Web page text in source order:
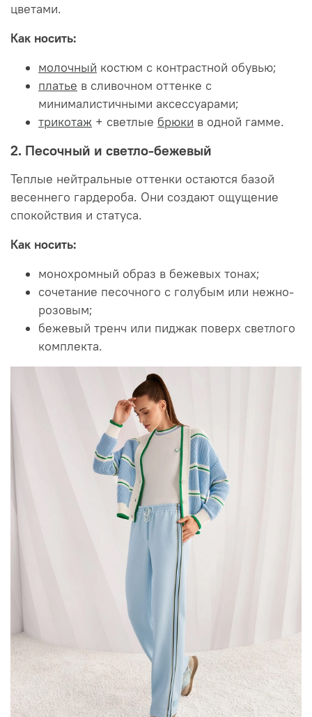
цветами.
Как носить:
молочный костюм с контрастной обувью;
платье в сливочном оттенке с
минималистичными аксессуарами;
трикотаж + светлые брюки в одной гамме.
2. Песочный и светло-бежевый
Теплые нейтральные оттенки остаются базой
весеннего гардероба. Они создают ощущение
спокойствия и статуса.
Как носить:
монохромный образ в бежевых тонах;
сочетание песочного с голубым или нежно-
розовым;
бежевый тренч или пиджак поверх светлого
комплекта.